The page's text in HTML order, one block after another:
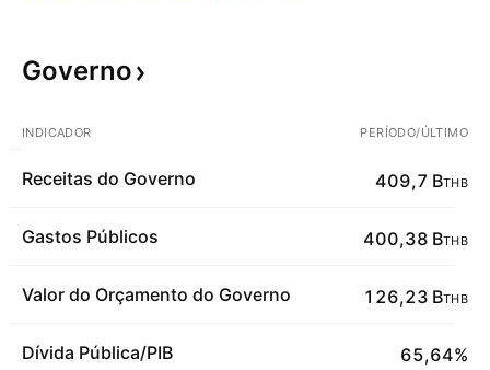
Governo
INDICADOR PERÍODO/ÚLTIMO
Receitas do Governo 409,7 BTHB
Gastos Públicos 400,38 BTHB
Valor do Orçamento do Governo 126,23 BTHB
Dívida Pública/PIB 65,64%